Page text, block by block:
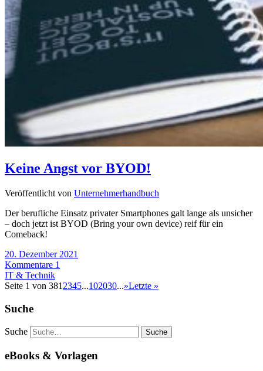
Keine Angst vor BYOD!
Veröffentlicht von Unternehmerhandbuch
Der berufliche Einsatz privater Smartphones galt lange als unsicher
– doch jetzt ist BYOD (Bring your own device) reif für ein
Comeback!
20. Dezember 2021
Kommentare 1
IT & Technik
Seite 1 von 381 2345...102030...»Letzte »
Suche
Suche
eBooks & Vorlagen